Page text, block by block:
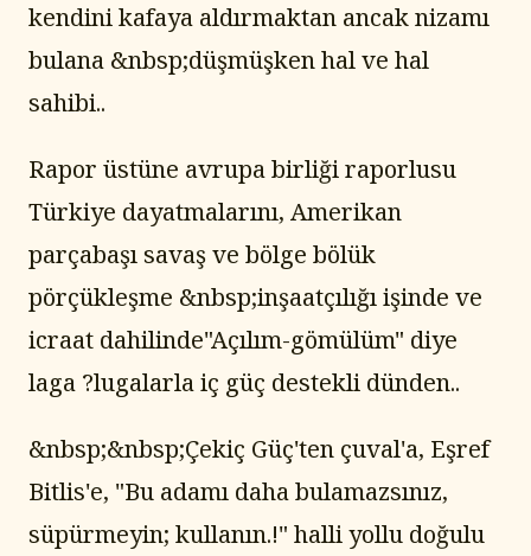
kendini kafaya aldırmaktan ancak nizamı
bulana &nbsp;düşmüşken hal ve hal
sahibi..
Rapor üstüne avrupa birliği raporlusu
Türkiye dayatmalarını, Amerikan
parçabaşı savaş ve bölge bölük
pörçükleşme &nbsp;inşaatçılığı işinde ve
icraat dahilinde"Açılım-gömülüm" diye
laga ?lugalarla iç güç destekli dünden..
&nbsp;&nbsp;Çekiç Güç'ten çuval'a, Eşref
Bitlis'e, "Bu adamı daha bulamazsınız,
süpürmeyin; kullanın.!" halli yollu doğulu